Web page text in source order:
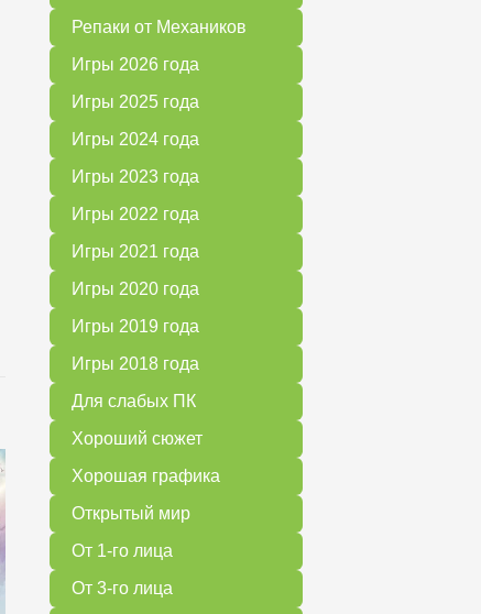
Репаки от Механиков
Игры 2026 года
Игры 2025 года
Игры 2024 года
Игры 2023 года
Игры 2022 года
Игры 2021 года
Игры 2020 года
Игры 2019 года
Игры 2018 года
Для слабых ПК
Хороший сюжет
Хорошая графика
Открытый мир
От 1-го лица
От 3-го лица